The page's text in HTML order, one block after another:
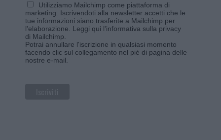
Utilizziamo Mailchimp come piattaforma di
marketing. Iscrivendoti alla newsletter accetti che le
tue informazioni siano trasferite a Mailchimp per
l'elaborazione. Leggi qui l'informativa sulla privacy
di Mailchimp
Potrai annullare l'iscrizione in qualsiasi momento
facendo clic sul collegamento nel piè di pagina delle
nostre e-mail.